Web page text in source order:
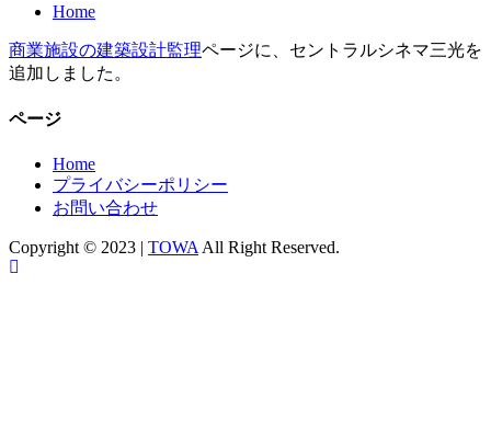
Home
商業施設の建築設計監理ページに、セントラルシネマ三光を
追加しました。
ページ
Home
プライバシーポリシー
お問い合わせ
Copyright © 2023 | TOWA All Right Reserved.